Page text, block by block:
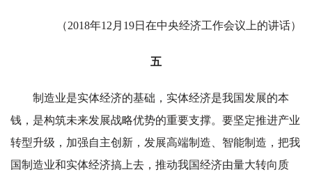
（2018年12月19日在中央经济工作会议上的讲话）
五
制造业是实体经济的基础，实体经济是我国发展的本
钱，是构筑未来发展战略优势的重要支撑。要坚定推进产业
转型升级，加强自主创新，发展高端制造、智能制造，把我
国制造业和实体经济搞上去，推动我国经济由量大转向质